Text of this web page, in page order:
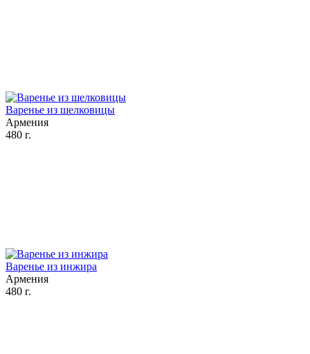
Варенье из шелковицы
Армения
480 г.
Варенье из инжира
Армения
480 г.